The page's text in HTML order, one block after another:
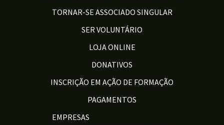
TORNAR-SE ASSOCIADO SINGULAR
SER VOLUNTÁRIO
LOJA ONLINE
DONATIVOS
INSCRIÇÃO EM AÇÃO DE FORMAÇÃO
PAGAMENTOS
EMPRESAS